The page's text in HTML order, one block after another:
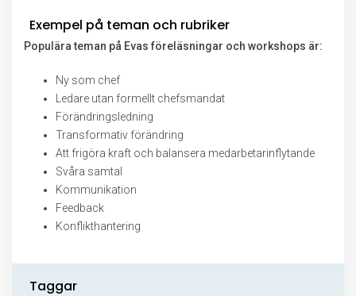
Exempel på teman och rubriker
Populära teman på Evas föreläsningar och workshops är:
Ny som chef
Ledare utan formellt chefsmandat
Förändringsledning
Transformativ förändring
Att frigöra kraft och balansera medarbetarinflytande
Svåra samtal
Kommunikation
Feedback
Konflikthantering
Taggar